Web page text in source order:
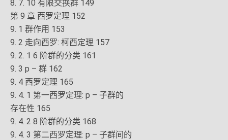
8. 7. 10 有限交换群 149
第 9 章 西罗定理 152
9. 1 群作用 153
9. 2 走向西罗: 柯西定理 157
9. 2. 1 6 阶群的分类 161
9. 3 p – 群 162
9. 4 西罗定理 165
9. 4. 1 第一西罗定理: p – 子群的
存在性 165
9. 4. 2 8 阶群的分类 168
9. 4. 3 第二西罗定理: p – 子群间的